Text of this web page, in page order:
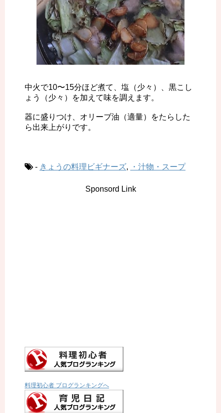
中火で10〜15分ほど煮て、塩（少々）、黒こし
ょう（少々）を加えて味を調えます。
器に盛りつけ、オリーブ油（適量）をたらした
ら出来上がりです。
- きょうの料理ビギナーズ, ・汁物・スープ
Sponsord Link
料理初心者 ブログランキングへ